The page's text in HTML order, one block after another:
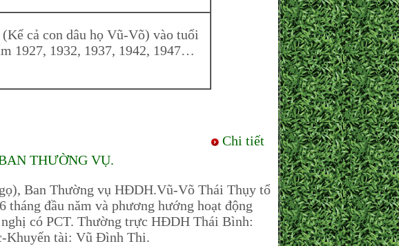
cả con dâu họ Vũ-Võ) vào tuổi
1927, 1932, 1937, 1942, 1947…
Chi tiết
THƯỜNG VỤ.
Ban Thường vụ HĐDH.Vũ-Võ Thái Thụy tổ
đầu năm và phương hướng hoạt động
có PCT. Thường trực HĐDH Thái Bình:
Khuyến tài: Vũ Đình Thi.